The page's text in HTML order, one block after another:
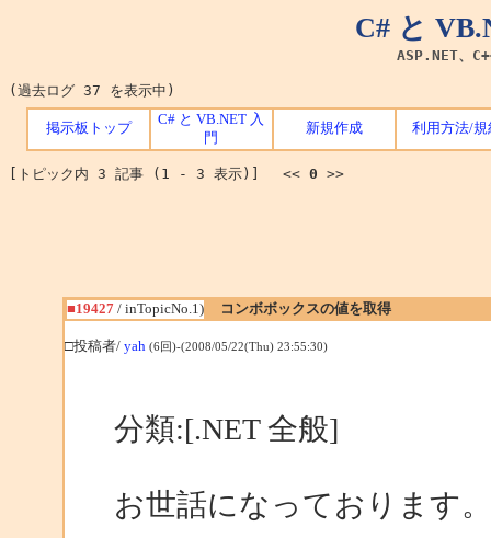
C# と
ASP.NET、
(過去ログ 37 を表示中)
掲示板トップ
C# と VB.NET 入
門
新規作成 利用方法/規
[トピック内 3 記事 (1 - 3 表示)] << 0 >>
■19427/ inTopicNo.1) コンボボックスの値を取得
□投稿者/ yah (6回)-(2008/05/22(Thu) 23:55:30)
分類:[.NET 全般]
お世話になっております。